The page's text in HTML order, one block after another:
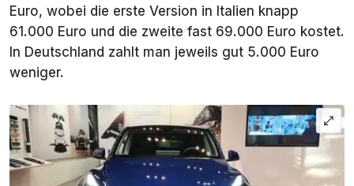
Euro, wobei die erste Version in Italien knapp
61.000 Euro und die zweite fast 69.000 Euro kostet.
In Deutschland zahlt man jeweils gut 5.000 Euro
weniger.